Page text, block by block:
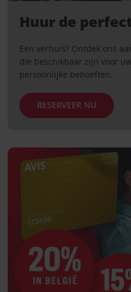
Huur de
Een verhuis? Ontdek ons
die beschikbaar zijn voor
persoonlijke behoeften.
RESERVEER NU